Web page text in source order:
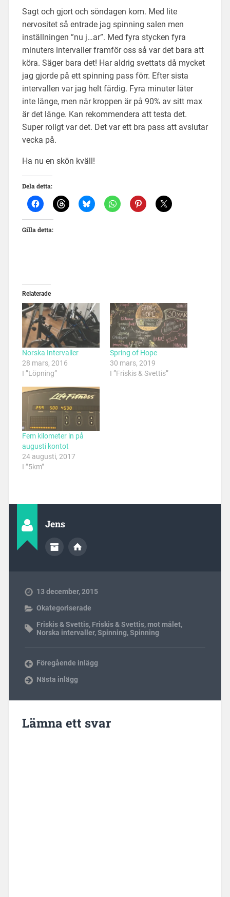
Sagt och gjort och söndagen kom. Med lite
nervositet så entrade jag spinning salen men
inställningen ”nu j…ar”. Med fyra stycken fyra
minuters intervaller framför oss så var det bara att
köra. Säger bara det! Har aldrig svettats då mycket
jag gjorde på ett spinning pass förr. Efter sista
intervallen var jag helt färdig. Fyra minuter låter
inte länge, men när kroppen är på 90% av sitt max
är det länge. Kan rekommendera att testa det.
Super roligt var det. Det var ett bra pass att avslutar
vecka på.
Ha nu en skön kväll!
Dela detta:
Gilla detta:
Relaterade
Norska Intervaller
28 mars, 2016
I ”Löpning”
Spring of Hope
30 mars, 2019
I ”Friskis & Svettis”
Fem kilometer in på
augusti kontot
24 augusti, 2017
I ”5km”
Jens
13 december, 2015
Okategoriserade
Friskis & Svettis, Friskis & Svettis, mot målet,
Norska intervaller,Spinning,Spinning
Föregående inlägg
Nästa inlägg
Lämna ett svar